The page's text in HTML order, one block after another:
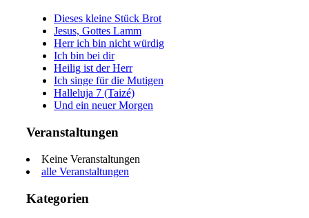
Dieses kleine Stück Brot
Jesus, Gottes Lamm
Herr ich bin nicht würdig
Ich bin bei dir
Heilig ist der Herr
Ich singe für die Mutigen
Halleluja 7 (Taizé)
Und ein neuer Morgen
Veranstaltungen
Keine Veranstaltungen
alle Veranstaltungen
Kategorien